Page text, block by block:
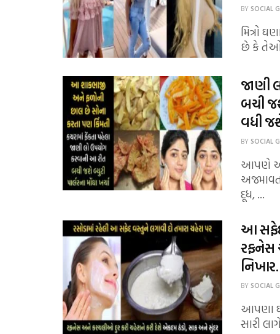
BY SOCIAL
મિત્રો
છે કે તેઓ
જાણી
બચી
વધી
BY SOCIAL
આપણે
દૂધ, ...
આ સફેદ
રફનેસ
BY SOCIAL
આપણા
સારી